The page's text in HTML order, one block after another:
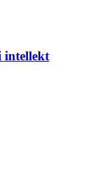
intellekt